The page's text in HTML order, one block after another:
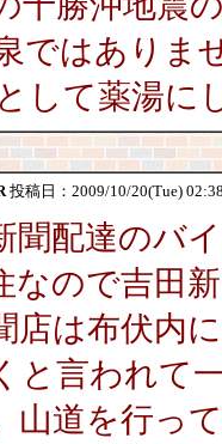
ではありま
して薬湯に
投稿日：2009/10/20(Tue)
聞配達のバ
なので吉田
店は布伏内
と言われて
山道を行っ